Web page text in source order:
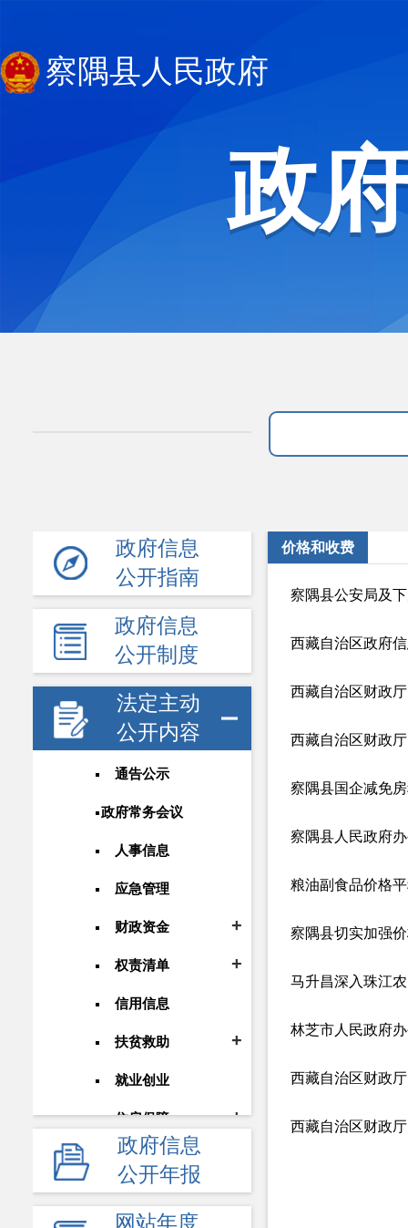
察隅县人民政府
政
政府信息
公开指南
政府信息
公开制度
法定主动
公开内容
通告公示
政府常务会议
人事信息
应急管理
财政资金
权责清单
信用信息
扶贫救助
就业创业
住房保障
环境保护
教育招生
政府信息
公开年报
网站年度
价格和收费
察隅县公安局及
西藏自治区政府
西藏自治区财政
察隅县国企减免
察隅县人民政府
粮油副食品价格
察隅县切实加强
马升昌深入珠江
林芝市人民政府